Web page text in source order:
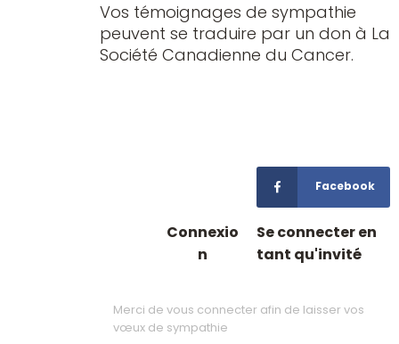
Vos témoignages de sympathie
peuvent se traduire par un don à La
Société Canadienne du Cancer.
Facebook
Connexio
n
Se connecter en
tant qu'invité